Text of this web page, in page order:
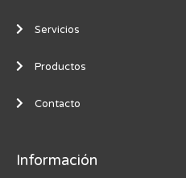
Servicios
Productos
Contacto
Información